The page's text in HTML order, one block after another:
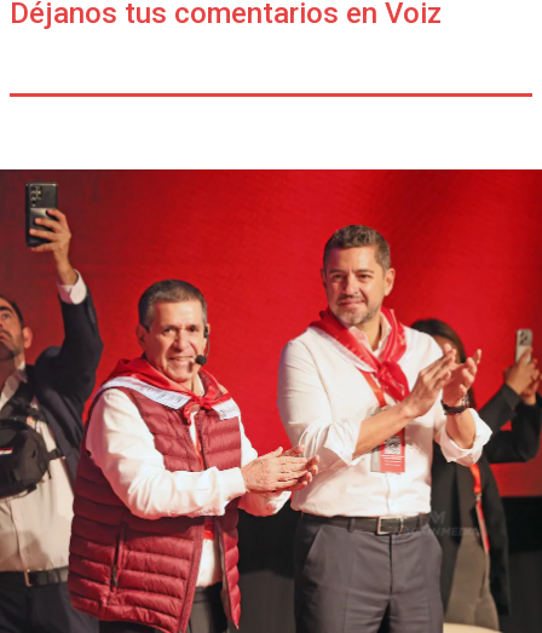
Déjanos tus comentarios en Voiz